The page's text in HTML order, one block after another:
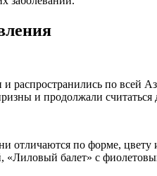
по всей
и продолжали считаться
отличаются по форме,
балет» с